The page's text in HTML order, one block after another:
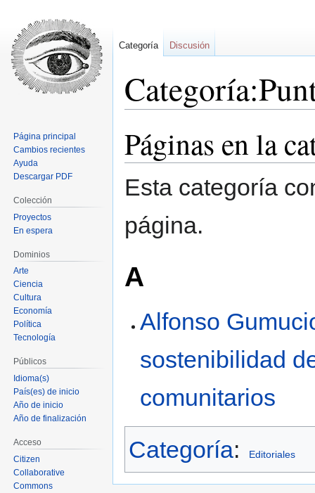
la
navegación
la
búsqueda
Páginas en la
Esta categoría
página.
A
Alfonso
sostenibilidad
comunitarios
Categoría: Editoriales
Categoría Discusión
Página principal
Cambios recientes
Ayuda
Descargar PDF
Colección
Proyectos
En espera
Dominios
Arte
Ciencia
Cultura
Economía
Política
Tecnología
Públicos
Idioma(s)
País(es) de inicio
Año de inicio
Año de finalización
Acceso
Citizen
Collaborative
Commons